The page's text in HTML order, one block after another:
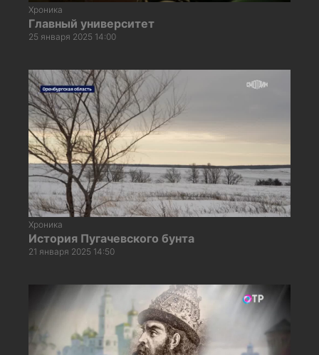
Хроника
Главный университет
25 января 2025 14:00
Хроника
История Пугачевского бунта
21 января 2025 14:50